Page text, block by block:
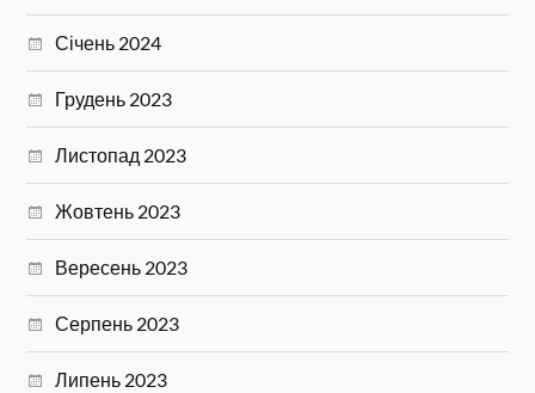
Січень 2024
Грудень 2023
Листопад 2023
Жовтень 2023
Вересень 2023
Серпень 2023
Липень 2023